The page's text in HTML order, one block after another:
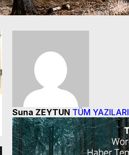
Suna ZEYTUN TÜM YAZILARI